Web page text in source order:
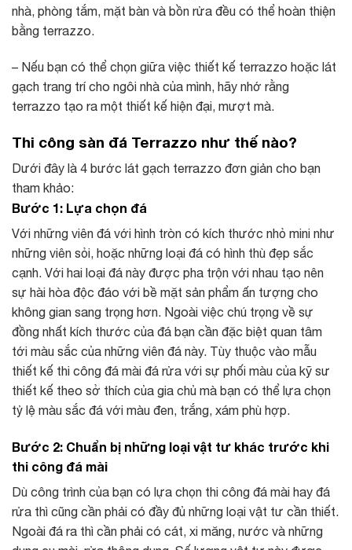
nhà, phòng tắm, mặt bàn và bồn rửa đều có thể hoàn thiện
bằng terrazzo.
– Nếu bạn có thể chọn giữa việc thiết kế terrazzo hoặc lát
gạch trang trí cho ngôi nhà của mình, hãy nhớ rằng
terrazzo tạo ra một thiết kế hiện đại, mượt mà.
Thi công sàn đá Terrazzo như thế nào?
Dưới đây là 4 bước lát gạch terrazzo đơn giản cho bạn
tham khảo:
Bước 1: Lựa chọn đá
Với những viên đá với hình tròn có kích thước nhỏ mini như
những viên sỏi, hoặc những loại đá có hình thù đẹp sắc
cạnh. Với hai loại đá này được pha trộn với nhau tạo nên
sự hài hòa độc đáo với bề mặt sản phẩm ấn tượng cho
không gian sang trọng hơn. Ngoài việc chú trọng về sự
đồng nhất kích thước của đá bạn cần đặc biệt quan tâm
tới màu sắc của những viên đá này. Tùy thuộc vào mẫu
thiết kế thi công đá mài đá rửa với sự phối màu của kỹ sư
thiết kế theo sở thích của gia chủ mà bạn có thể lựa chọn
tỷ lệ màu sắc đá với màu đen, trắng, xám phù hợp.
Bước 2: Chuẩn bị những loại vật tư khác trước khi
thi công đá mài
Dù công trình của bạn có lựa chọn thi công đá mài hay đá
rửa thì cũng cần phải có đầy đủ những loại vật tư cần thiết.
Ngoài đá ra thì cần phải có cát, xi măng, nước và những